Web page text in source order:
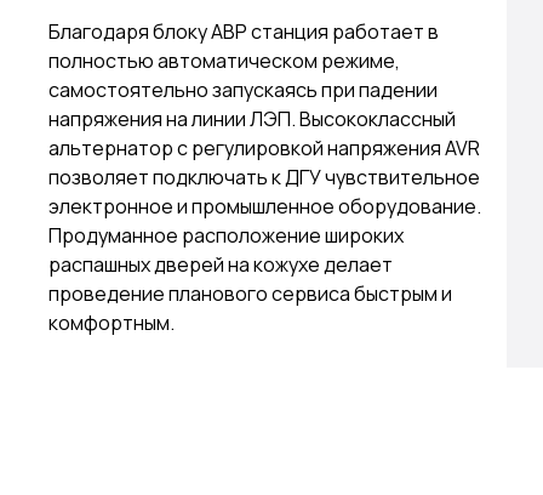
Благодаря блоку АВР станция работает в
полностью автоматическом режиме,
самостоятельно запускаясь при падении
напряжения на линии ЛЭП. Высококлассный
альтернатор с регулировкой напряжения AVR
позволяет подключать к ДГУ чувствительное
электронное и промышленное оборудование.
Продуманное расположение широких
распашных дверей на кожухе делает
проведение планового сервиса быстрым и
комфортным.